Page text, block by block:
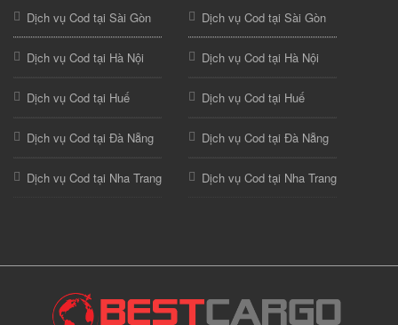
Dịch vụ Cod tại Sài Gòn
Dịch vụ Cod tại Hà Nội
Dịch vụ Cod tại Huế
Dịch vụ Cod tại Đà Nẵng
Dịch vụ Cod tại Nha Trang
Dịch vụ Cod tại Sài Gòn
Dịch vụ Cod tại Hà Nội
Dịch vụ Cod tại Huế
Dịch vụ Cod tại Đà Nẵng
Dịch vụ Cod tại Nha Trang